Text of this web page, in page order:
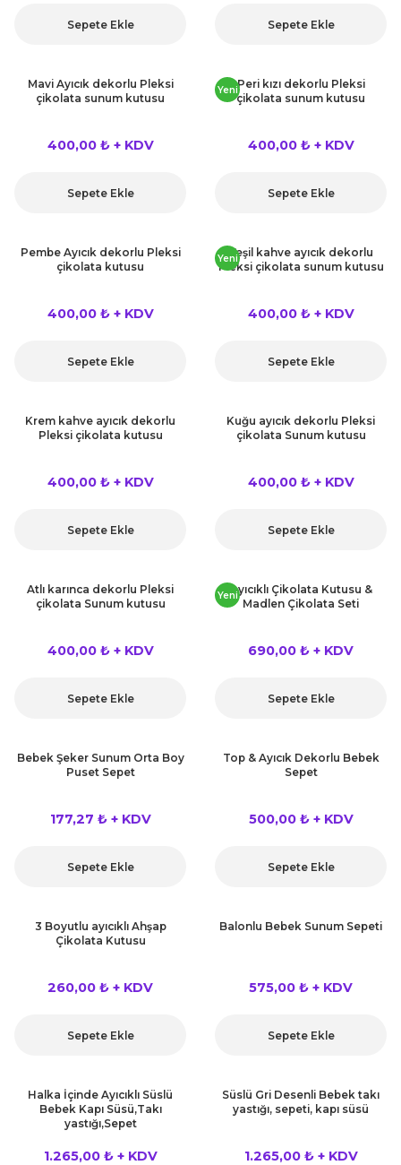
Veda Parti Malzemeleri
Günü
malzemeleri
Malzemeleri
ve Dekor Maske
Taş Baskı Ürünleri
Sepete Ekle Sepete Ekle
Mavi Ayıcık dekorlu Pleksi
çikolata sunum kutusu
400,00 ₺ + KDV
Sepete Ekle
YeniPeri kızı dekorlu Pleksi
çikolata sunum kutusu
400,00 ₺ + KDV
Sepete Ekle
Pembe Ayıcık dekorlu Pleksi
çikolata kutusu
400,00 ₺ + KDV
Sepete Ekle
YeniYeşil kahve ayıcık dekorlu
Pleksi çikolata sunum kutusu
400,00 ₺ + KDV
Sepete Ekle
Krem kahve ayıcık dekorlu
Pleksi çikolata kutusu
400,00 ₺ + KDV
Sepete Ekle
Kuğu ayıcık dekorlu Pleksi
çikolata Sunum kutusu
400,00 ₺ + KDV
Sepete Ekle
Atlı karınca dekorlu Pleksi
çikolata Sunum kutusu
400,00 ₺ + KDV
Sepete Ekle
YeniAyıcıklı Çikolata Kutusu &
Madlen Çikolata Seti
690,00 ₺ + KDV
Sepete Ekle
Bebek Şeker Sunum Orta Boy
Puset Sepet
177,27 ₺ + KDV
Sepete Ekle
Top & Ayıcık Dekorlu Bebek
Sepet
500,00 ₺ + KDV
Sepete Ekle
3 Boyutlu ayıcıklı Ahşap
Çikolata Kutusu
260,00 ₺ + KDV
Sepete Ekle
Balonlu Bebek Sunum Sepeti
575,00 ₺ + KDV
Sepete Ekle
Halka İçinde Ayıcıklı Süslü
Bebek Kapı Süsü,Takı
yastığı,Sepet
1.265,00 ₺ + KDV
Süslü Gri Desenli Bebek takı
yastığı, sepeti, kapı süsü
1.265,00 ₺ + KDV